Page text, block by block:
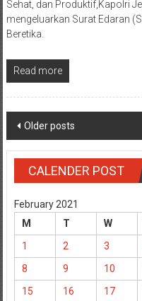
Sehat, dan Produktif,Kapolri
mengeluarkan Surat Edaran
Beretika.
Read more
Posts
navigation
Older posts
CALENDER POST
February 2021
M
T W
1
2 3
8
9 10
15
16 17